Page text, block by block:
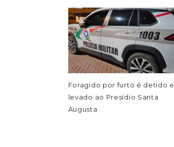
Foragido por furto é detido e
levado ao Presídio Santa
Augusta